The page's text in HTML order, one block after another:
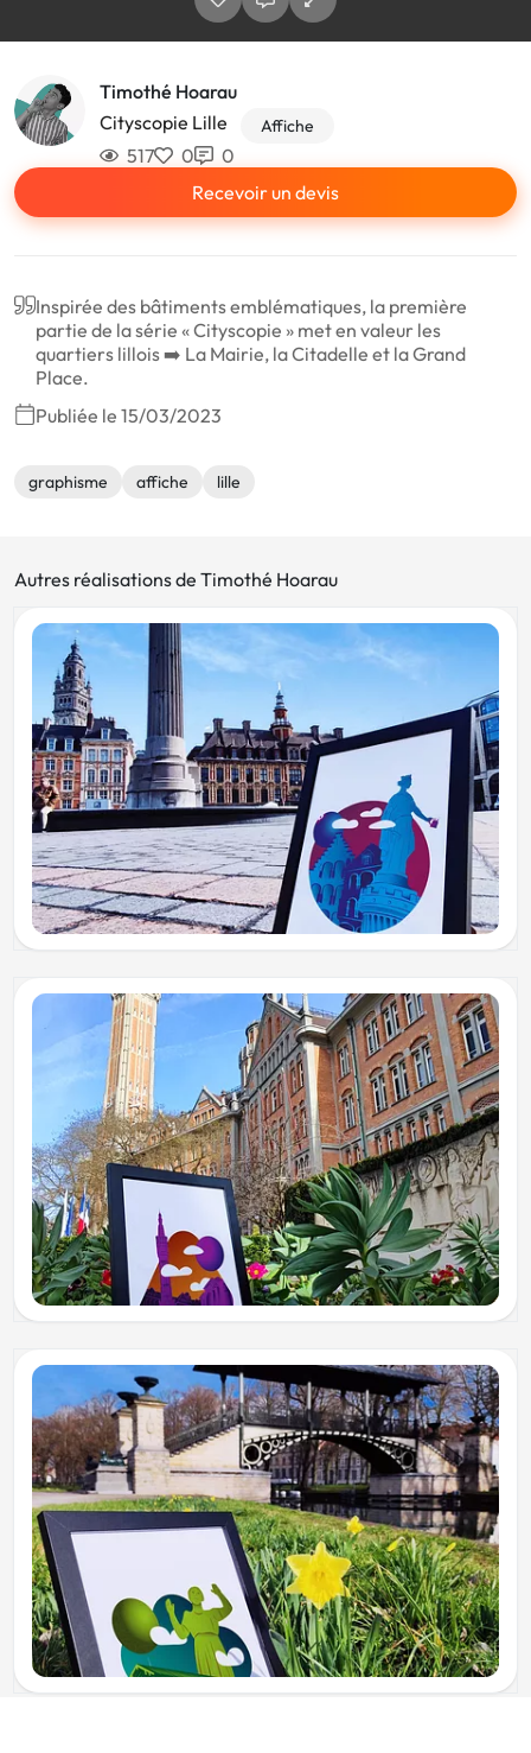
Timothé Hoarau
Cityscopie Lille
Affiche
517 0
0
Recevoir un devis
Inspirée des bâtiments emblématiques, la première
partie de la série « Cityscopie » met en valeur les
quartiers lillois ➡️ La Mairie, la Citadelle et la Grand
Place.
Publiée le 15/03/2023
graphisme affiche lille
Autres réalisations de Timothé Hoarau